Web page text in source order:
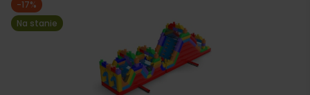
-17%
Na stanie